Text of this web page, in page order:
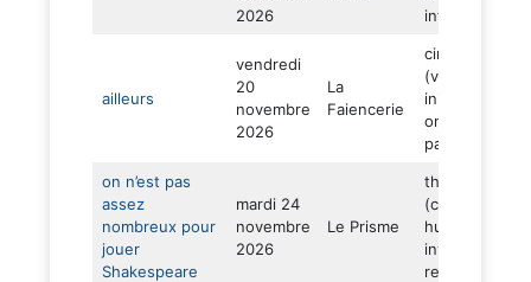
2026
introspectif)
ailleurs
vendredi
20
novembre
2026
La
Faiencerie
ciné concert
(voyage
initiatique –
onirique –
palpitant)
on n’est pas
assez
nombreux pour
jouer
Shakespeare
mardi 24
novembre
2026
Le Prisme
théâtre
(comédie –
humour –
inventivité –
renoncement)